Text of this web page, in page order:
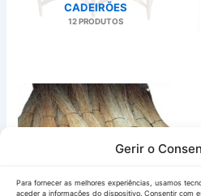
Gerir o
Para fornecer as melhores experiências, usamos
aceder a informações do dispositivo. Consentir com
CADEIRÕES
12 PRODUTOS